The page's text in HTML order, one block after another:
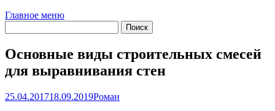
Главное меню
Основные виды строительных смесей
для выравнивания стен
25.04.201718.09.2019Роман